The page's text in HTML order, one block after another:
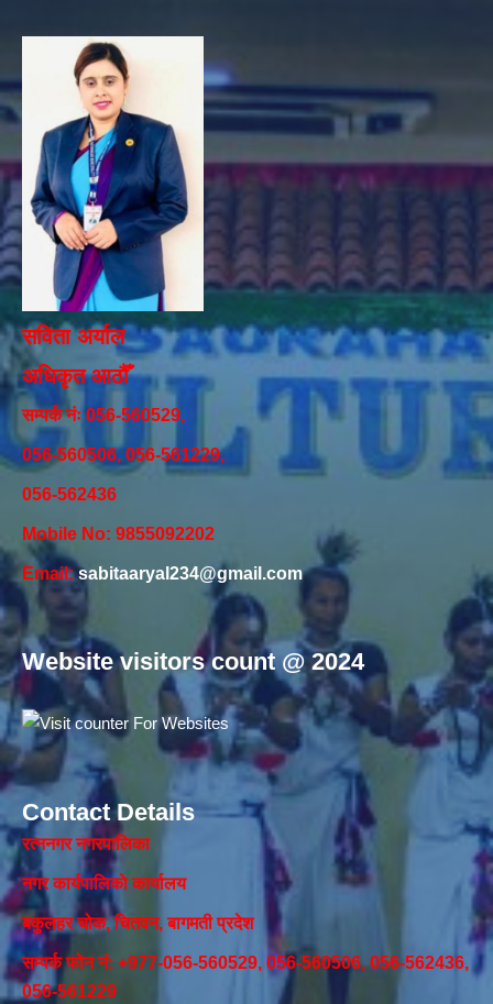
सविता अर्याल
अधिकृत आठौँ
सम्पर्क नंः 056-560529,
056-560506, 056-561229,
056-562436
Mobile No: 9855092202
Email:sabitaaryal234@gmail.com
Website visitors count @ 2024
Contact Details
रत्ननगर नगरपालिका
नगर कार्यपालिकाे कार्यालय‍
बकुलहर चोक, चितवन, बागमती प्रदेश
सम्पर्क फोन नं: +977-056-560529, 056-560506, 056-562436,
056-561229